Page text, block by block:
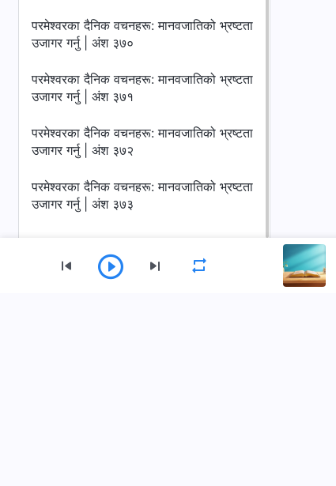
परमेश्‍वरका दैनिक वचनहरू: मानवजातिको भ्रष्टता
उजागर गर्नु | अंश ३७०
परमेश्‍वरका दैनिक वचनहरू: मानवजातिको भ्रष्टता
उजागर गर्नु | अंश ३७१
परमेश्‍वरका दैनिक वचनहरू: मानवजातिको भ्रष्टता
उजागर गर्नु | अंश ३७२
परमेश्‍वरका दैनिक वचनहरू: मानवजातिको भ्रष्टता
उजागर गर्नु | अंश ३७३